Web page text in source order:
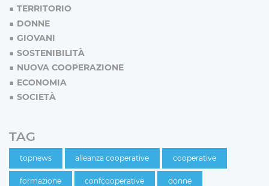
TERRITORIO
DONNE
GIOVANI
SOSTENIBILITÀ
NUOVA COOPERAZIONE
ECONOMIA
SOCIETÀ
TAG
topnews alleanza cooperative cooperative
formazione confcooperative donne